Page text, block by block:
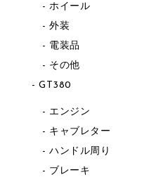
ホイール
外装
電装品
その他
GT380
エンジン
キャブレター
ハンドル周り
ブレーキ